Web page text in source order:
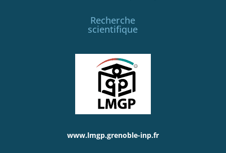
Recherche
scientifique
www.lmgp.grenoble-inp.fr